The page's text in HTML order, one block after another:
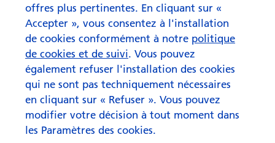
offres plus pertinentes. En cliquant sur «
Accepter », vous consentez à l'installation
de cookies conformément à notre politique
de cookies et de suivi. Vous pouvez
également refuser l'installation des cookies
qui ne sont pas techniquement nécessaires
en cliquant sur « Refuser ». Vous pouvez
modifier votre décision à tout moment dans
les Paramètres des cookies.